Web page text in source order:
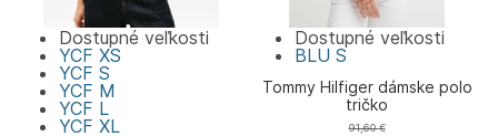
Dostupné veľkosti
YCF XS
YCF S
YCF M
YCF L
YCF XL
Tommy Hilfiger dámske polo
tričko
91,60€
Dostupné veľkosti
BLU S